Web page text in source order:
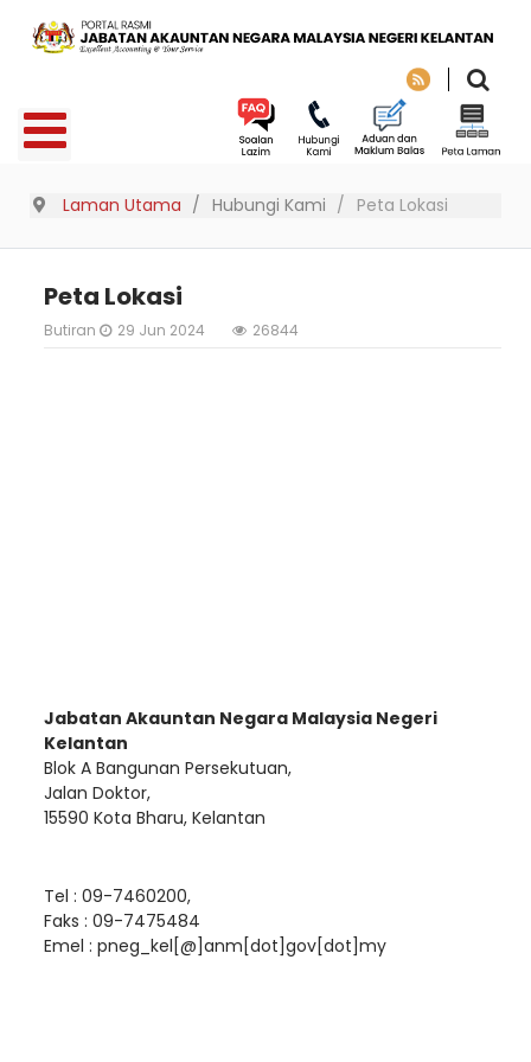
Laman Utama Hubungi Kami Peta Lokasi
Peta Lokasi
Butiran 29 Jun 2024 26844
Jabatan Akauntan Negara Malaysia Negeri
Kelantan
Blok A Bangunan Persekutuan,
Jalan Doktor,
15590 Kota Bharu, Kelantan
Tel : 09-7460200,
Faks : 09-7475484
Emel : pneg_kel[@]anm[dot]gov[dot]my